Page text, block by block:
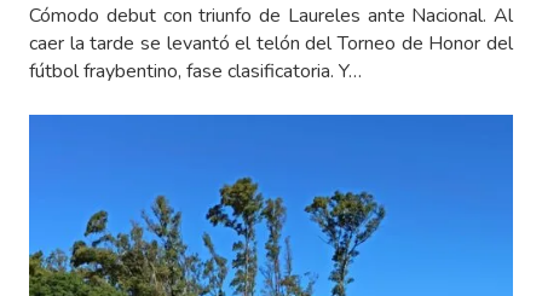
Cómodo debut con triunfo de Laureles ante Nacional. Al
caer la tarde se levantó el telón del Torneo de Honor del
fútbol fraybentino, fase clasificatoria. Y…